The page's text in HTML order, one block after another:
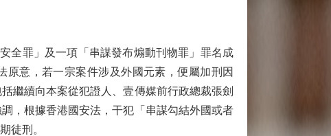
罪」及一項「串謀發布煽動刊物罪」罪名成
原意，若一宗案件涉及外國元素，便屬加刑因
繼續向本案從犯證人、壹傳媒前行政總裁張劍
，根據香港國安法，干犯「串謀勾結外國或者
徒刑。